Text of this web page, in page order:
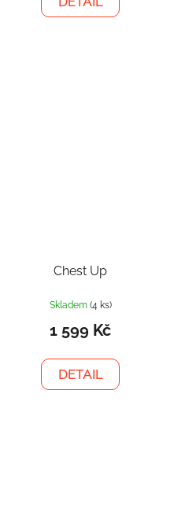
Chest Up
Skladem (4 ks)
1 599 Kč
DETAIL